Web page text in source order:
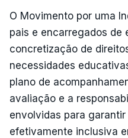
O Movimento por uma
pais e encarregados de
concretização de
necessidades
plano de
avaliação e a
envolvidas para
efetivamente inclusiva